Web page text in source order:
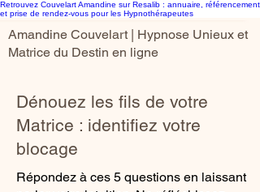
Retrouvez Couvelart Amandine sur Resalib : annuaire, référencement
et prise de rendez-vous pour les Hypnothérapeutes
Amandine Couvelart | Hypnose Unieux et
Matrice du Destin en ligne
Dénouez les fils de votre
Matrice : identifiez votre
blocage
Répondez à ces 5 questions en laissant